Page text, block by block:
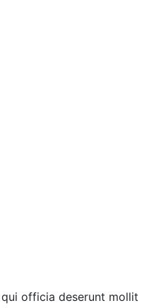
officia deserunt mollit